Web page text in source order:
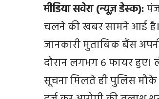
मीडिया सवेरा (न्यूज़ डेस्क):
चलने की खबर सामने आई है।
जानकारी मुताबिक बैंस
दौरान लगभग 6 फायर हुए।
सूचना मिलते ही पुलिस